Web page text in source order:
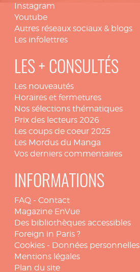
Instagram
Youtube
Autres réseaux sociaux & blogs
Les infolettres
LES + CONSULTÉS
Les nouveautés
Horaires et fermetures
Nos sélections thématiques
Prix des lecteurs 2026
Les coups de coeur 2025
Les Mordus du Manga
Vos derniers commentaires
INFORMATIONS
FAQ - Contact
Magazine EnVue
Des bibliothèques accessibles
Foreign in Paris ?
Cookies - Données personnelles
Mentions légales
Plan du site